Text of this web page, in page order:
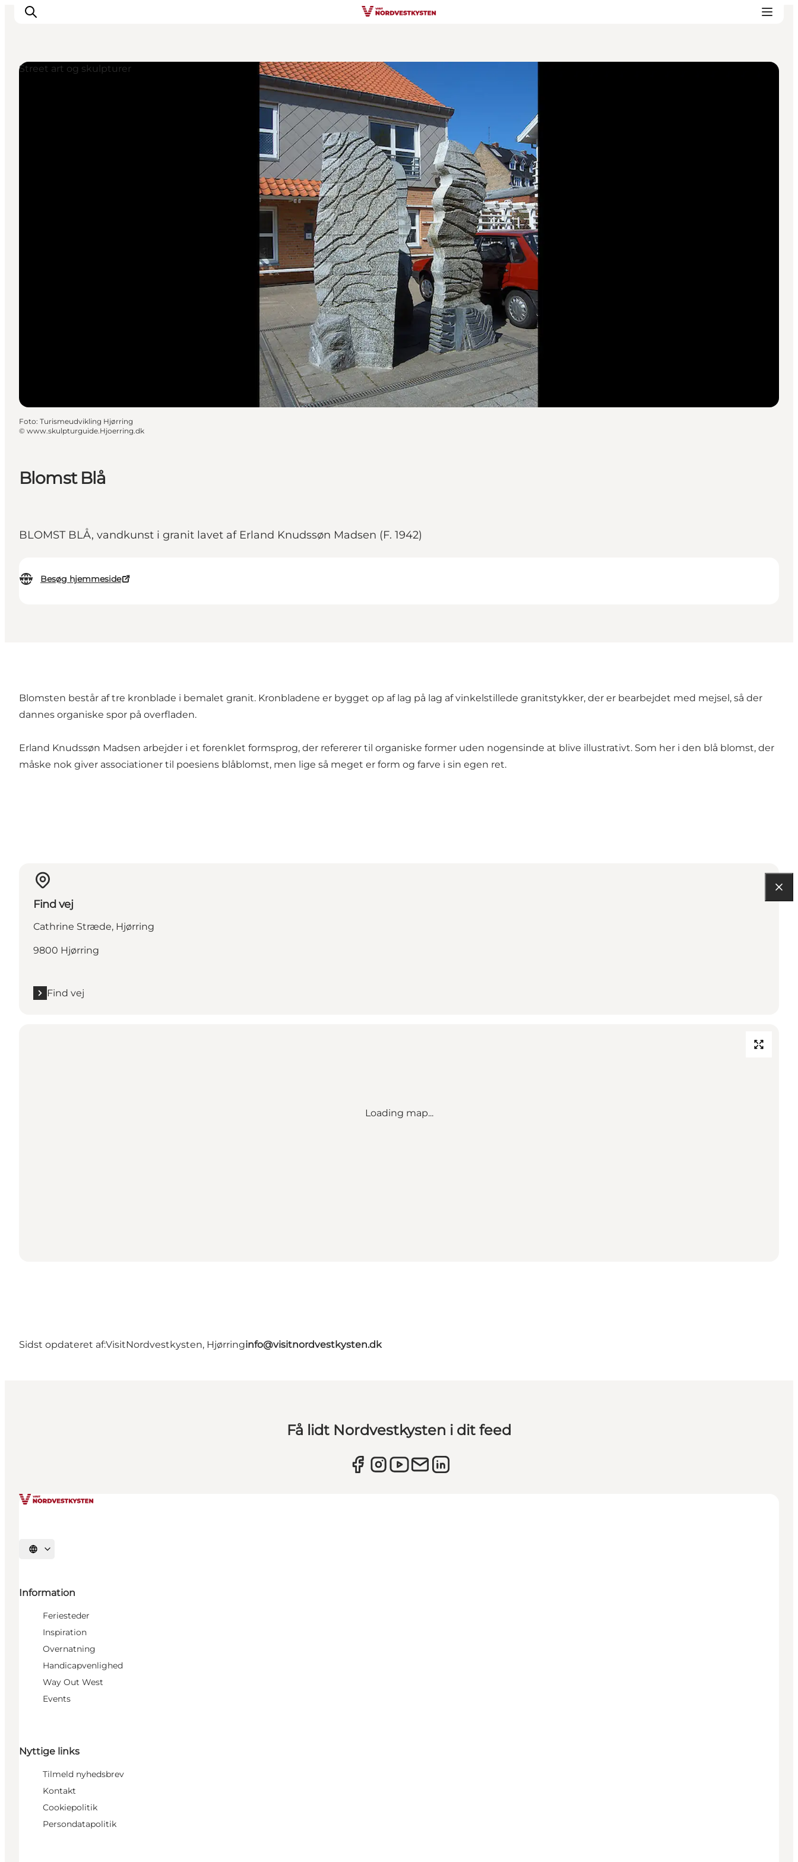
Blomst Blå
BLOMST BLÅ, vandkunst i granit lavet af Erland Knudssøn Madsen (F. 1942)
Besøg hjemmeside
Street art og skulpturer
Foto: Turismeudvikling Hjørring
© www.skulpturguide.Hjoerring.dk
Blomsten består af tre kronblade i bemalet granit. Kronbladene er bygget op af lag på lag af vinkelstillede granitstykker, der er bearbejdet med mejsel, så der
dannes organiske spor på overfladen.
Erland Knudssøn Madsen arbejder i et forenklet formsprog, der refererer til organiske former uden nogensinde at blive illustrativt. Som her i den blå blomst, der
måske nok giver associationer til poesiens blåblomst, men lige så meget er form og farve i sin egen ret.
Find vej
Cathrine Stræde, Hjørring
9800 Hjørring
Find vej
Loading map...
Sidst opdateret af:VisitNordvestkysten, Hjørringinfo@visitnordvestkysten.dk
Få lidt Nordvestkysten i dit feed
Vælg sprog
Information
Feriesteder
Inspiration
Overnatning
Handicapvenlighed
Way Out West
Events
Nyttige links
Tilmeld nyhedsbrev
Kontakt
Cookiepolitik
Persondatapolitik